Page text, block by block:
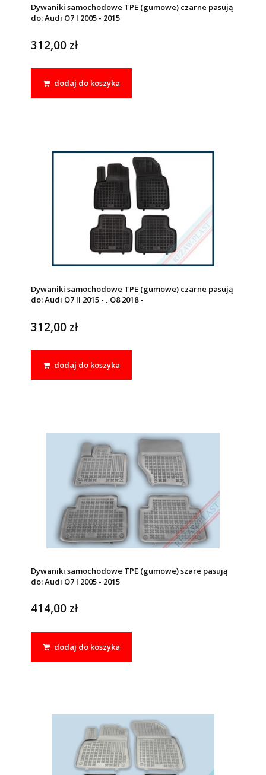
Dywaniki samochodowe TPE (gumowe) czarne pasują
do: Audi Q7 I 2005 - 2015
312,00 zł
dodaj do koszyka
Dywaniki samochodowe TPE (gumowe) czarne pasują
do: Audi Q7 II 2015 - , Q8 2018 -
312,00 zł
dodaj do koszyka
Dywaniki samochodowe TPE (gumowe) szare pasują
do: Audi Q7 I 2005 - 2015
414,00 zł
dodaj do koszyka